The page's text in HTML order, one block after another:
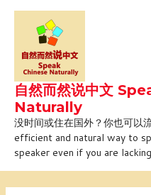
Skip
content
自然而然说中文
Naturally
没时间或住在国外？你也可以
efficient and natural way to
speaker even if you are